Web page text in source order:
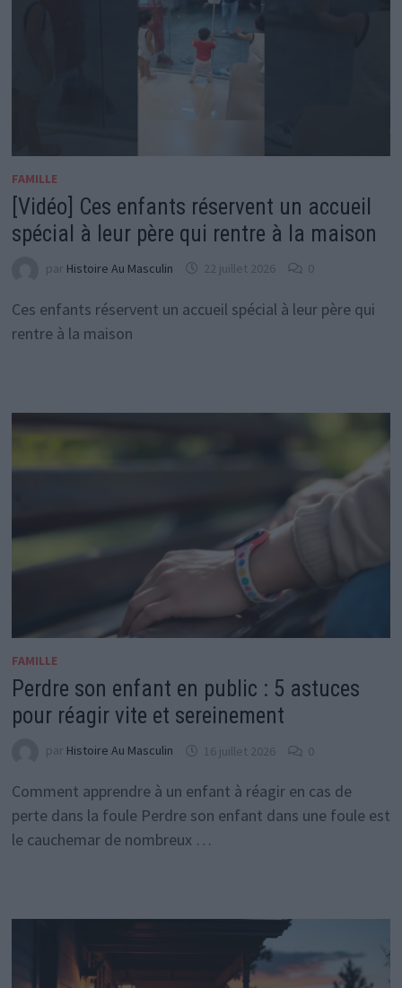
FAMILLE
[Vidéo] Ces enfants réservent un accueil
spécial à leur père qui rentre à la maison
par Histoire Au Masculin 22 juillet 2026 0
Ces enfants réservent un accueil spécial à leur père qui
rentre à la maison
FAMILLE
Perdre son enfant en public : 5 astuces
pour réagir vite et sereinement
par Histoire Au Masculin 16 juillet 2026 0
Comment apprendre à un enfant à réagir en cas de
perte dans la foule Perdre son enfant dans une foule est
le cauchemar de nombreux …